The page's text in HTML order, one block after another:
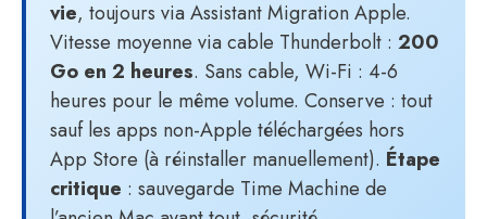
vie, toujours via Assistant Migration Apple.
Vitesse moyenne via cable Thunderbolt : 200
Go en 2 heures. Sans cable, Wi-Fi : 4-6
heures pour le même volume. Conserve : tout
sauf les apps non-Apple téléchargées hors
App Store (à réinstaller manuellement). Étape
critique : sauvegarde Time Machine de